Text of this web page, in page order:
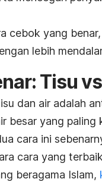
cebok yang
lebih
Tisu
dan air adalah
besar yang paling
cara ini
cara yang
beragama Islam,